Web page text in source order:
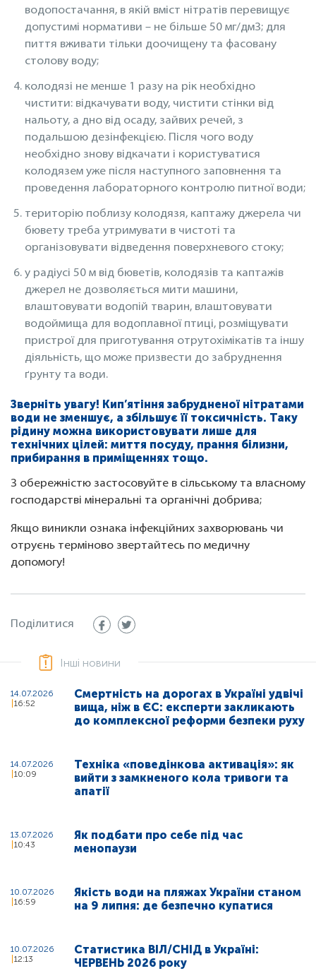
водопостачання, в якій вміст нітратів перевищує
допустимі нормативи – не більше 50 мг/дм3; для
пиття вживати тільки доочищену та фасовану
столову воду;
колодязі не менше 1 разу на рік необхідно
чистити: відкачувати воду, чистити стінки від
нальоту, а дно від осаду, зайвих речей, з
подальшою дезінфекцією. Після чого воду
необхідно знову відкачати і користуватися
колодязем уже після наступного заповнення та
проведення лабораторного контролю питної води;
територію поблизу колодязя, каптажу джерела чи
бювету треба утримувати в чистоті та
організовувати відведення поверхневого стоку;
у радіусі 50 м від бюветів, колодязів та каптажів
джерел не дозволяється мити машини,
влаштовувати водопій тварин, влаштовувати
водоймища для водоплавної птиці, розміщувати
пристрої для приготування отрутохімікатів та іншу
діяльність, що може призвести до забруднення
ґрунту та води.
Зверніть увагу! Кип’ятіння забрудненої нітратами
води не зменшує, а збільшує її токсичність. Таку
рідину можна використовувати лише для
технічних цілей: миття посуду, прання білизни,
прибирання в приміщеннях тощо.
З обережністю застосовуйте в сільському та власному
господарстві мінеральні та органічні добрива;
Якщо виникли ознака інфекційних захворювань чи
отруєнь терміново звертайтесь по медичну
допомогу!
Поділитися
Інші новини
14.07.2026
16:52
Смертність на дорогах в Україні удвічі
вища, ніж в ЄС: експерти закликають
до комплексної реформи безпеки руху
14.07.2026
10:09
Техніка «поведінкова активація»: як
вийти з замкненого кола тривоги та
апатії
13.07.2026
10:43
Як подбати про себе під час
менопаузи
10.07.2026
16:59
Якість води на пляжах України станом
на 9 липня: де безпечно купатися
10.07.2026
12:13
Статистика ВІЛ/СНІД в Україні:
ЧЕРВЕНЬ 2026 року